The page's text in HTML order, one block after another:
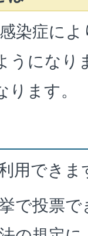
染症に
うになり
ます。
用できま
で投票